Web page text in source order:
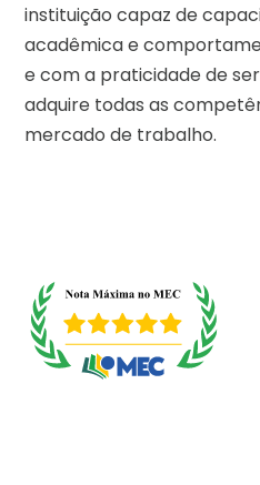
instituição capaz de
acadêmica e
e com a praticidade de ser
adquire todas as
mercado de trabalho.